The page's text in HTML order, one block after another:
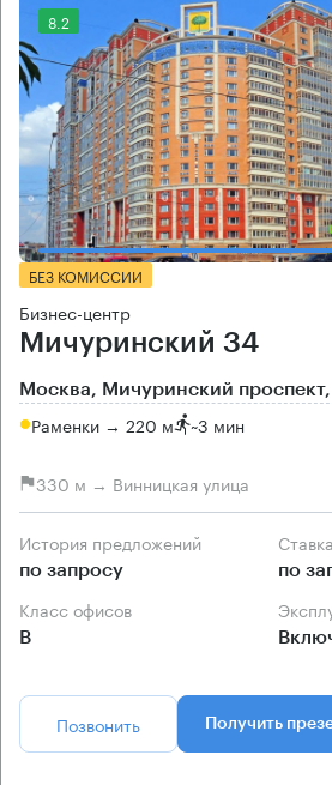
8.2
БЕЗ КОМИССИИ
Бизнес-центр
Мичуринский 34
Москва, Мичуринский
Раменки → 220 м ~3 мин
330 м → Винницкая улица
История предложений
по запросу по
Класс офисов
B
Позвонить Получить